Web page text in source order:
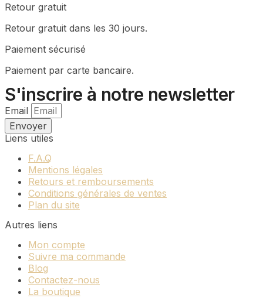
Retour gratuit
Retour gratuit dans les 30 jours.
Paiement sécurisé
Paiement par carte bancaire.
S'inscrire à notre newsletter
Email
Envoyer
Liens utiles
F.A.Q
Mentions légales
Retours et remboursements
Conditions générales de ventes
Plan du site
Autres liens
Mon compte
Suivre ma commande
Blog
Contactez-nous
La boutique